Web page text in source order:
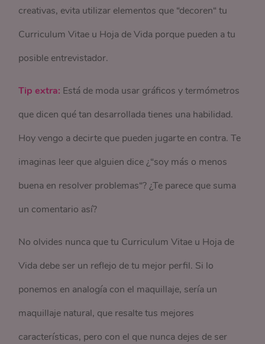
creativas, evita utilizar elementos que “decoren“ tu
Curriculum Vitae u Hoja de Vida porque pueden a tu
posible entrevistador.
Tip extra: Está de moda usar gráficos y termómetros
que dicen qué tan desarrollada tienes una habilidad.
Hoy vengo a decirte que pueden jugarte en contra. Te
imaginas leer que alguien dice ¿“soy más o menos
buena en resolver problemas“? ¿Te parece que suma
un comentario así?
No olvides nunca que tu Curriculum Vitae u Hoja de
Vida debe ser un reflejo de tu mejor perfil. Si lo
ponemos en analogía con el maquillaje, sería un
maquillaje natural, que resalte tus mejores
características, pero con el que nunca dejes de ser